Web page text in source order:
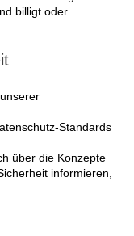
billigt oder
Standards
über die Konzepte
informieren,